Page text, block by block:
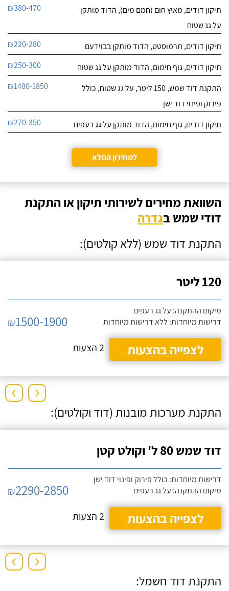
תיקון דודים, מאיץ חום (חמם מים), הדוד מותקן
על גג שטוח
₪380-470
תיקון דודים, תרמוסטט, הדוד מותקן בבוידעם ₪220-280
תיקון דודים, גוף חימום, הדוד מותקן על גג שטוח ₪250-300
התקנת דוד שמש, 150 ליטר, על גג שטוח, כולל
פירוק ופינוי דוד ישן
₪1480-1850
תיקון דודים, גוף חימום, הדוד מותקן על גג רעפים ₪270-350
למחירון המלא
השוואת מחירים לשירותי תיקון או התקנת
דודי שמש בגדרה
התקנת דוד שמש (ללא קולטים):
120 ליטר
מיקום ההתקנה: על גג רעפים
דרישות מיוחדות: ללא דרישות מיוחדות
₪1500-1900
לצפייה בהצעות
2 הצעות
› ‹
התקנת מערכות מובנות (דוד וקולטים):
דוד שמש 80 ל' וקולט קטן
דרישות מיוחדות: כולל פירוק ופינוי דוד ישן
מיקום ההתקנה: על גג רעפים
₪2290-2850
לצפייה בהצעות
2 הצעות
› ‹
התקנת דוד חשמל: